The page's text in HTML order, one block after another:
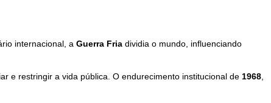
internacional, a Guerra Fria dividia o mundo, influenciando
e restringir a vida pública. O endurecimento institucional de 1968